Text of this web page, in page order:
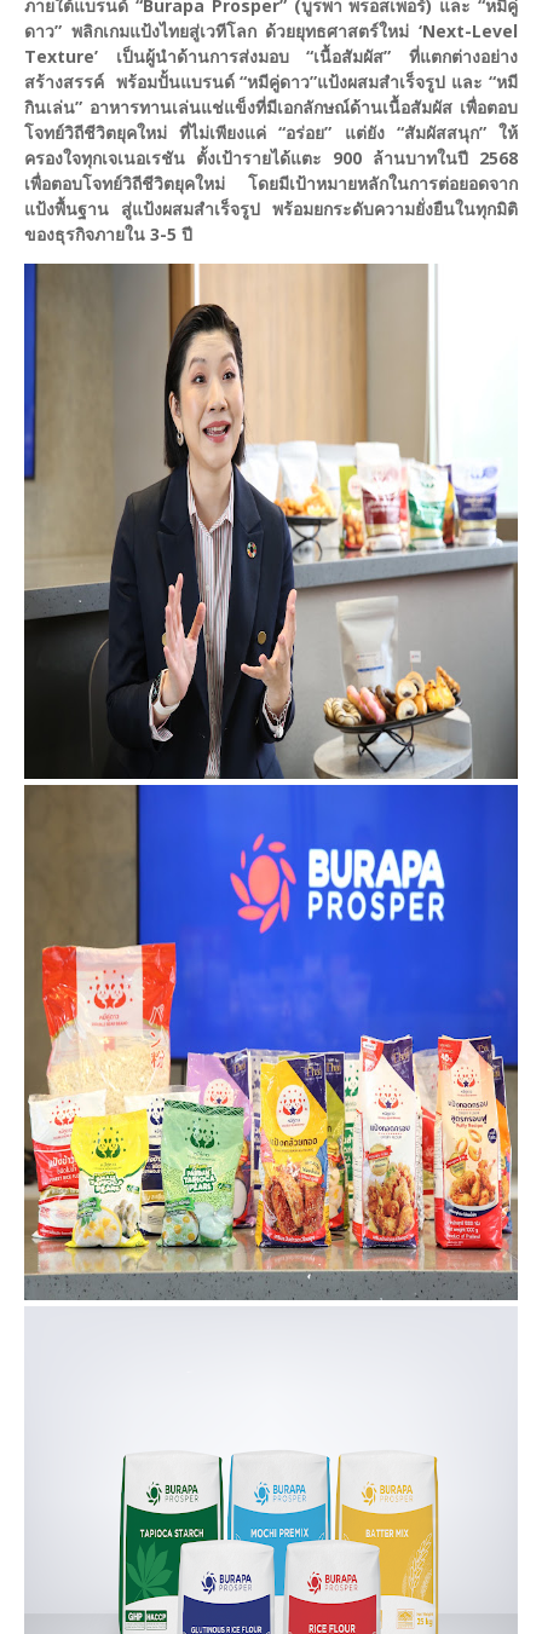
ภายใต้แบรนด์ “Burapa Prosper” (บูรพา พรอสเพอร์) และ “หมีคู่
ดาว” พลิกเกมแป้งไทยสู่เวทีโลก ด้วยยุทธศาสตร์ใหม่ ‘Next-Level
Texture’ เป็นผู้นำด้านการส่งมอบ “เนื้อสัมผัส” ที่แตกต่างอย่าง
สร้างสรรค์ พร้อมปั้นแบรนด์ “หมีคู่ดาว”แป้งผสมสำเร็จรูป และ “หมี
กินเล่น” อาหารทานเล่นแช่แข็งที่มีเอกลักษณ์ด้านเนื้อสัมผัส เพื่อตอบ
โจทย์วิถีชีวิตยุคใหม่ ที่ไม่เพียงแค่ “อร่อย” แต่ยัง “สัมผัสสนุก” ให้
ครองใจทุกเจเนอเรชัน ตั้งเป้ารายได้แตะ 900 ล้านบาทในปี 2568
เพื่อตอบโจทย์วิถีชีวิตยุคใหม่ โดยมีเป้าหมายหลักในการต่อยอดจาก
แป้งพื้นฐาน สู่แป้งผสมสำเร็จรูป พร้อมยกระดับความยั่งยืนในทุกมิติ
ของธุรกิจภายใน 3-5 ปี